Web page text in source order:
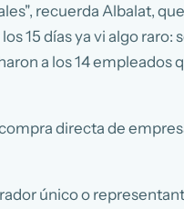
recuerda Albalat,
15 días ya vi algo raro:
a los 14 empleados
directa de
único o